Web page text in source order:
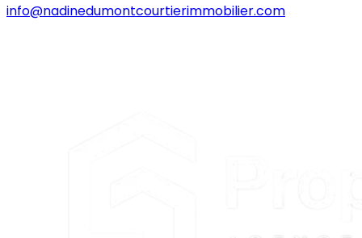
info@nadinedumontcourtierimmobilier.com